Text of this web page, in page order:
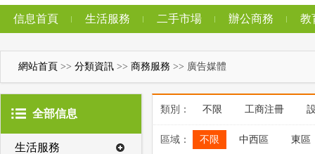
信息首頁 生活服務 二手市場 辦公商務 教
網站首頁 >> 分類資訊 >> 商務服務 >> 廣告媒體
全部信息
生活服務
類別： 不限 工商注冊
區域： 不限 中西區 東區